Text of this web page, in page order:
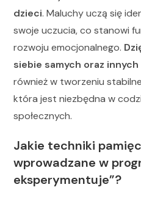
dzieci. Maluchy uczą się
swoje uczucia, co stanowi
rozwoju emocjonalnego.
siebie samych oraz
również w tworzeniu
która jest niezbędna w
społecznych.
Jakie techniki
wprowadzane w
eksperymentuje”?